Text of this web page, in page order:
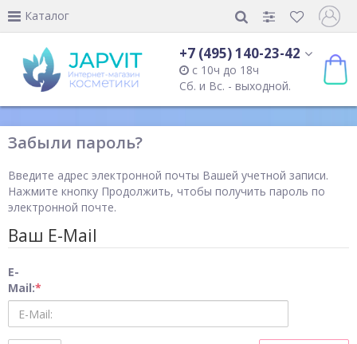
Каталог
+7 (495) 140-23-42
с 10ч до 18ч
Сб. и Вс. - выходной.
Забыли пароль?
Введите адрес электронной почты Вашей учетной записи.
Нажмите кнопку Продолжить, чтобы получить пароль по
электронной почте.
Ваш E-Mail
E-
Mail: